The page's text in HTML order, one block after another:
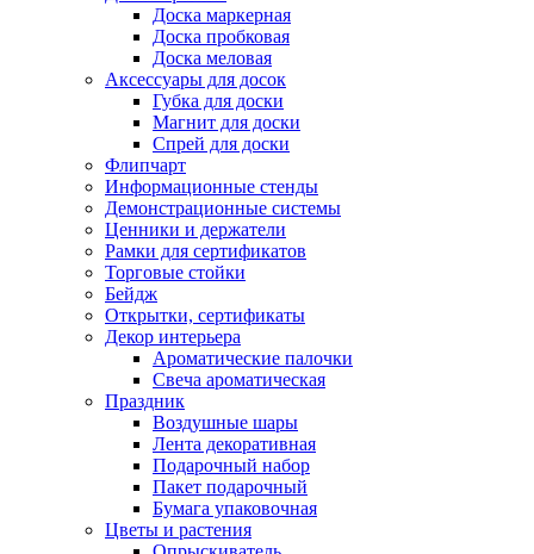
Доска маркерная
Доска пробковая
Доска меловая
Аксессуары для досок
Губка для доски
Магнит для доски
Спрей для доски
Флипчарт
Информационные стенды
Демонстрационные системы
Ценники и держатели
Рамки для сертификатов
Торговые стойки
Бейдж
Открытки, сертификаты
Декор интерьера
Ароматические палочки
Свеча ароматическая
Праздник
Воздушные шары
Лента декоративная
Подарочный набор
Пакет подарочный
Бумага упаковочная
Цветы и растения